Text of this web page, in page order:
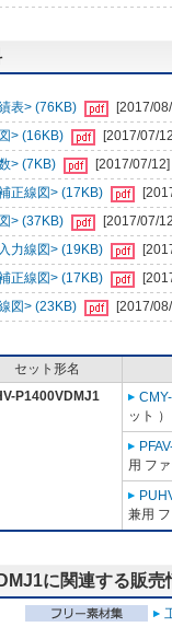
表> (76KB)
[2017/
> (16KB)
[2017/07/
> (7KB)
[2017/07/12]
正線図> (17KB)
> (37KB)
[2017/07/
力線図> (19KB)
正線図> (17KB)
図> (23KB)
[2017/
セット形名
P1400VDMJ1
ット ）
用 フ
兼用 フ
に関連する販売